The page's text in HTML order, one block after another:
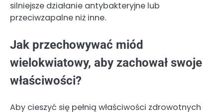
silniejsze działanie antybakteryjne lub
przeciwzapalne niż inne.
Jak przechowywać miód
wielokwiatowy, aby zachował swoje
właściwości?
Aby cieszyć się pełnią właściwości zdrowotnych